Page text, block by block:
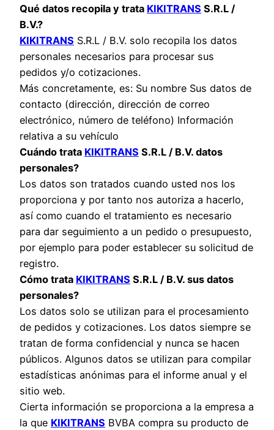
Qué datos recopila y trata KIKITRANS S.R.L /
B.V.?
KIKITRANS S.R.L / B.V. solo recopila los datos
personales necesarios para procesar sus
pedidos y/o cotizaciones.
Más concretamente, es: Su nombre Sus datos de
contacto (dirección, dirección de correo
electrónico, número de teléfono) Información
relativa a su vehículo
Cuándo trata KIKITRANS S.R.L / B.V. datos
personales?
Los datos son tratados cuando usted nos los
proporciona y por tanto nos autoriza a hacerlo,
así como cuando el tratamiento es necesario
para dar seguimiento a un pedido o presupuesto,
por ejemplo para poder establecer su solicitud de
registro.
Cómo trata KIKITRANS S.R.L / B.V. sus datos
personales?
Los datos solo se utilizan para el procesamiento
de pedidos y cotizaciones. Los datos siempre se
tratan de forma confidencial y nunca se hacen
públicos. Algunos datos se utilizan para compilar
estadísticas anónimas para el informe anual y el
sitio web.
Cierta información se proporciona a la empresa a
la que KIKITRANS BVBA compra su producto de